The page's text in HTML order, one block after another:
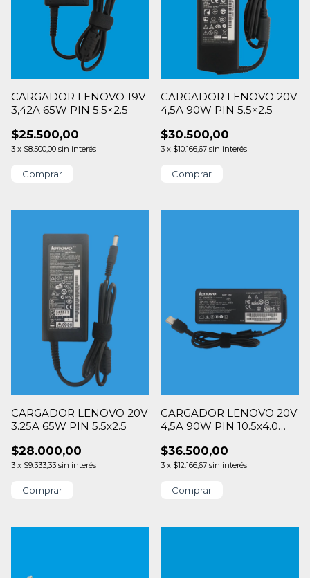
CARGADOR LENOVO 19V
3,42A 65W PIN 5.5×2.5
$25.500,00
3 x $8.500,00 sin interés
CARGADOR LENOVO 20V
4,5A 90W PIN 5.5×2.5
$30.500,00
3 x $10.166,67 sin interés
CARGADOR LENOVO 20V
3.25A 65W PIN 5.5x2.5
$28.000,00
3 x $9.333,33 sin interés
CARGADOR LENOVO 20V
4,5A 90W PIN 10.5x4.0
$36.500,00
3 x $12.166,67 sin interés